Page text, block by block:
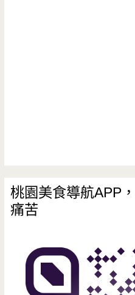
桃園美食導航APP
痛苦